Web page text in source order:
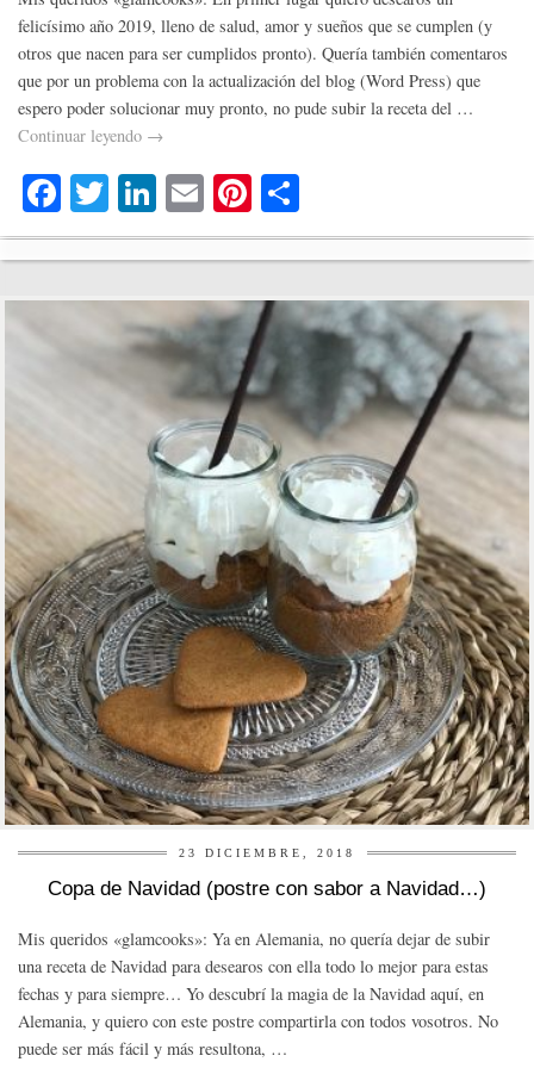
felicísimo año 2019, lleno de salud, amor y sueños que se cumplen (y
otros que nacen para ser cumplidos pronto). Quería también comentaros
que por un problema con la actualización del blog (Word Press) que
espero poder solucionar muy pronto, no pude subir la receta del …
Continuar leyendo →
Fa
ce
bo
ok
T
wi
tte
r
Li
nk
ed
In
E
m
ail
Pi
nt
er
es
t
o
m
pa
rti
r
23 DICIEMBRE, 2018
Copa de Navidad (postre con sabor a Navidad…)
Mis queridos «glamcooks»: Ya en Alemania, no quería dejar de subir
una receta de Navidad para desearos con ella todo lo mejor para estas
fechas y para siempre… Yo descubrí la magia de la Navidad aquí, en
Alemania, y quiero con este postre compartirla con todos vosotros. No
puede ser más fácil y más resultona, …